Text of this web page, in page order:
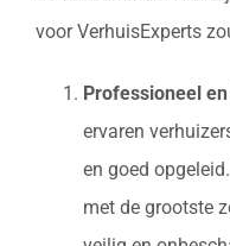
voor VerhuisExperts
Professioneel
ervaren
en goed
met de grootste